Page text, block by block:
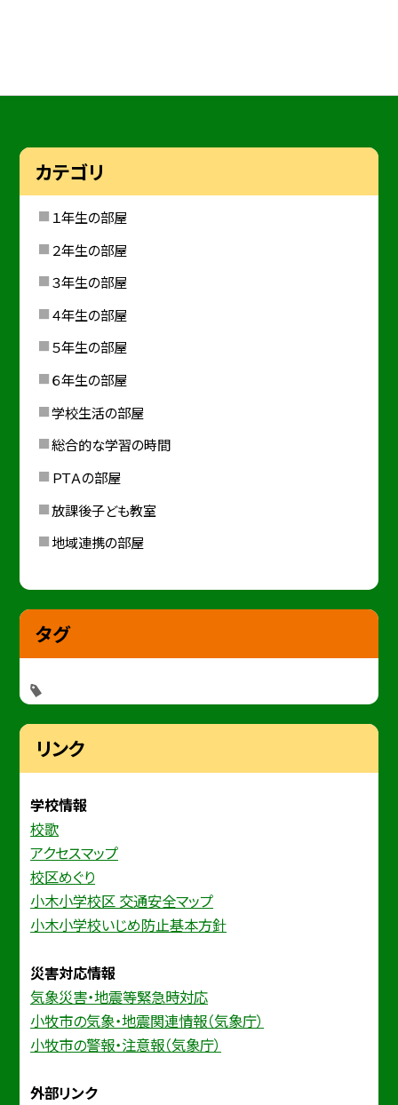
カテゴリ
１年生の部屋
２年生の部屋
３年生の部屋
４年生の部屋
５年生の部屋
６年生の部屋
学校生活の部屋
総合的な学習の時間
ＰＴＡの部屋
放課後子ども教室
地域連携の部屋
タグ
リンク
学校情報
校歌
アクセスマップ
校区めぐり
小木小学校区 交通安全マップ
小木小学校いじめ防止基本方針
災害対応情報
気象災害・地震等緊急時対応
小牧市の気象・地震関連情報（気象庁）
小牧市の警報・注意報（気象庁）
外部リンク